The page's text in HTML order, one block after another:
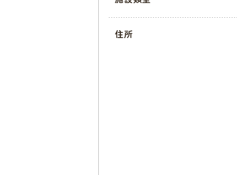
住所